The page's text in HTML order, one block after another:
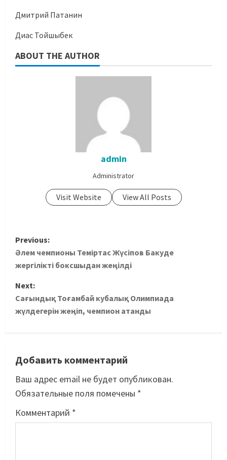
Дмитрий Патанин
Диас Тойшыбек
ABOUT THE AUTHOR
admin
Administrator
Visit Website View All Posts
Previous:
Әлем чемпионы Теміртас Жүсіпов Бакуде
жергілікті боксшыдан жеңілді
Next:
Сағындық Тоғамбай кубалық Олимпиада
жүлдегерін жеңіп, чемпион атанды
Добавить комментарий
Ваш адрес email не будет опубликован.
Обязательные поля помечены *
Комментарий *